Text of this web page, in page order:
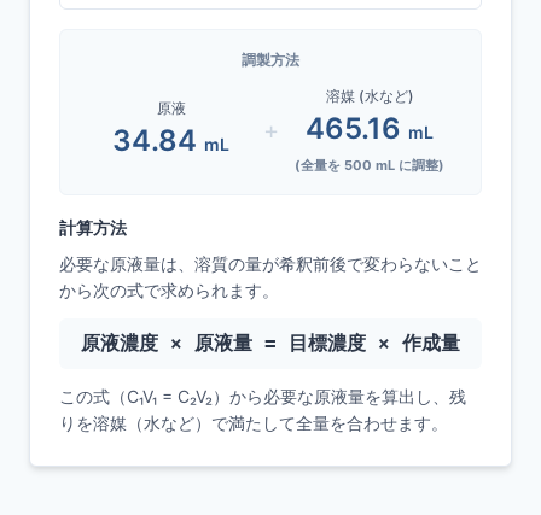
調製方法
原液
34.84 mL +
溶媒 (水など)
465.16 mL
(全量を 500 mL に調整)
計算方法
必要な原液量は、溶質の量が希釈前後で変わらないこと
から次の式で求められます。
原液濃度 × 原液量 = 目標濃度 × 作成量
この式（C₁V₁ = C₂V₂）から必要な原液量を算出し、残
りを溶媒（水など）で満たして全量を合わせます。